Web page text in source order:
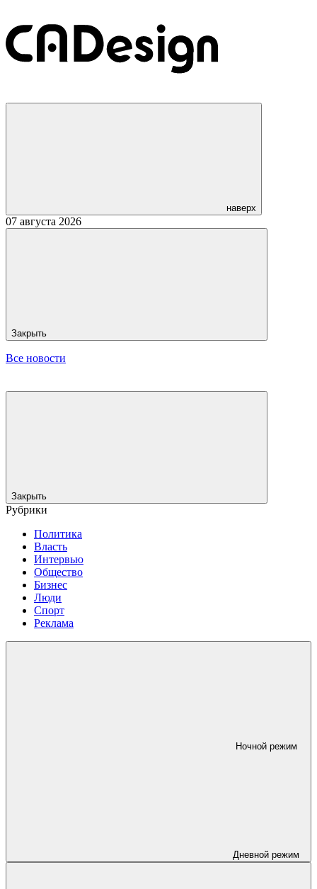
наверх
07 августа 2026
Закрыть
Все новости
Закрыть
Рубрики
Политика
Власть
Интервью
Общество
Бизнес
Люди
Спорт
Реклама
Ночной режим
Дневной режим